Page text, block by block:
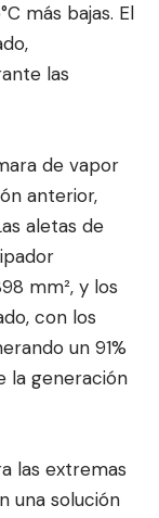
más bajas. El
las
de vapor
anterior,
aletas de
mm², y los
con los
un 91%
la generación
las extremas
una solución